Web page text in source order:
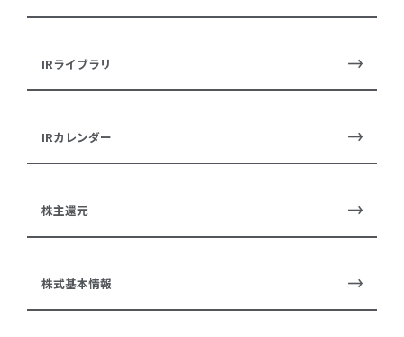
IRライブラリ
IRカレンダー
株主還元
株式基本情報